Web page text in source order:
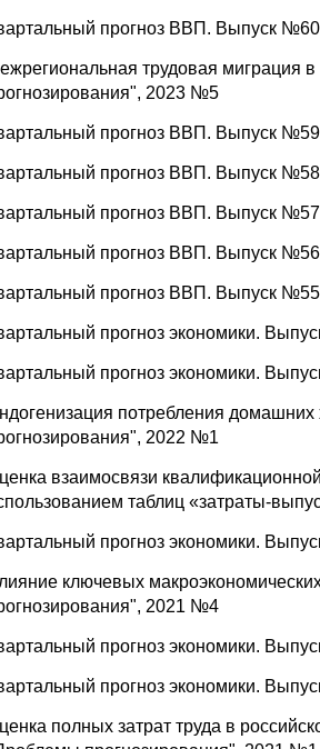
прогноз ВВП. Выпуск
трудовая миграция
2023 №5
прогноз ВВП. Выпуск
прогноз ВВП. Выпуск
прогноз ВВП. Выпуск
прогноз ВВП. Выпуск
прогноз ВВП. Выпуск
прогноз экономики.
прогноз экономики.
потребления
2022 №1
взаимосвязи
таблиц «затраты-
прогноз экономики.
ключевых
2021 №4
прогноз экономики.
прогноз экономики.
полных затрат труда в